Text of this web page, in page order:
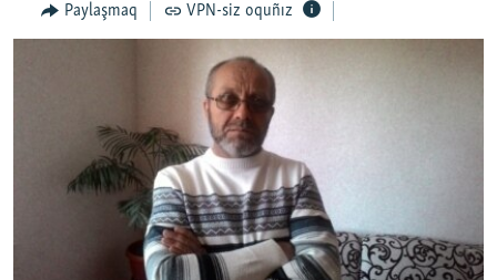
VİDEO
Русский
Paylaşmaq VPN-siz oquñız